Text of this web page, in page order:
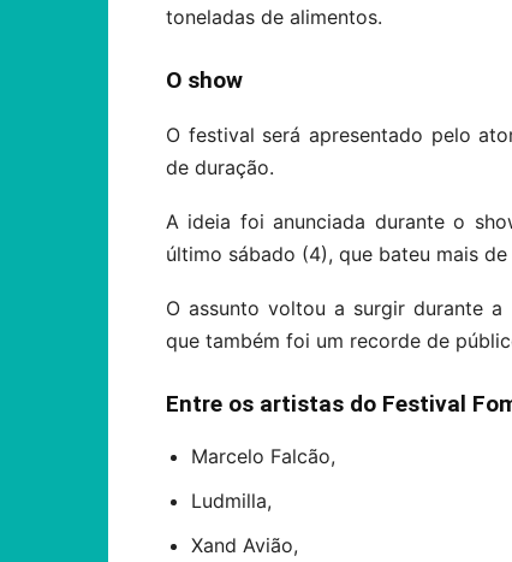
toneladas de alimentos.
O show
O festival será apresentado pelo
de duração.
A ideia foi anunciada durante o
último sábado (4), que bateu mais
O assunto voltou a surgir durante
que também foi um recorde de
Entre os artistas do Festival
Marcelo Falcão,
Ludmilla,
Xand Avião,